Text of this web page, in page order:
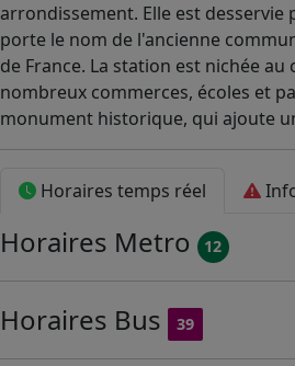
arrondissement. Elle est desservie
porte le nom de l'ancienne
de France. La station est nichée
nombreux commerces, écoles et
monument historique, qui ajoute
Horaires temps réel
Horaires Metro 12
Horaires Bus 39